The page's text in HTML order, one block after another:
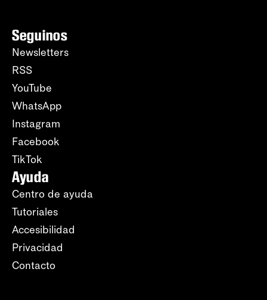
Seguinos
Newsletters
RSS
YouTube
WhatsApp
Instagram
Facebook
TikTok
Ayuda
Centro de ayuda
Tutoriales
Accesibilidad
Privacidad
Contacto